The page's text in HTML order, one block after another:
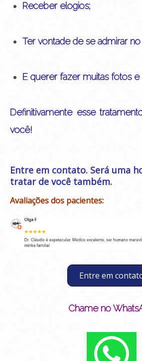
Receber elogios;
Ter vontade de se admirar
E querer fazer muitas fotos e
Definitivamente esse
você!
Entre em contato. Será uma
tratar de você também.
Avaliações dos pacientes:
Entre em
Chame no